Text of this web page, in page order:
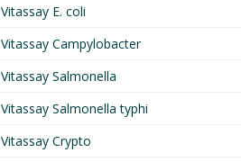
Vitassay E. coli
Vitassay Campylobacter
Vitassay Salmonella
Vitassay Salmonella typhi
Vitassay Crypto